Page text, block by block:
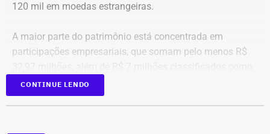
120 mil em moedas estrangeiras.
A maior parte do patrimônio está concentrada em
participações empresariais, que somam pelo menos R$
“valores de diversos créditos”. Também aparecem na
relação imóveis, incluindo uma cobertura declarada por
CONTINUE LENDO